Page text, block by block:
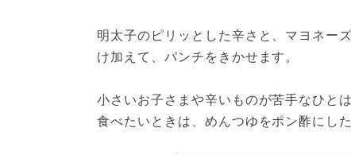
明太子のピリッとした辛さと、マヨネー
け加えて、パンチをきかせます。
小さいお子さまや辛いものが苦手なひと
食べたいときは、めんつゆをポン酢にし